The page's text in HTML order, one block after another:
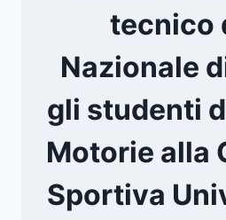
tecnico
Nazionale
gli studenti
Motorie alla
Sportiva